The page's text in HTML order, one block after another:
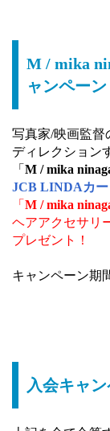
M / mika
ャンペーン
写真家/映画監督
ディレクション
「 M / mika
JCB LINDAカー
「 M / mika
ヘアアクセサリ
プレゼント！
キャンペーン期
入会キャ